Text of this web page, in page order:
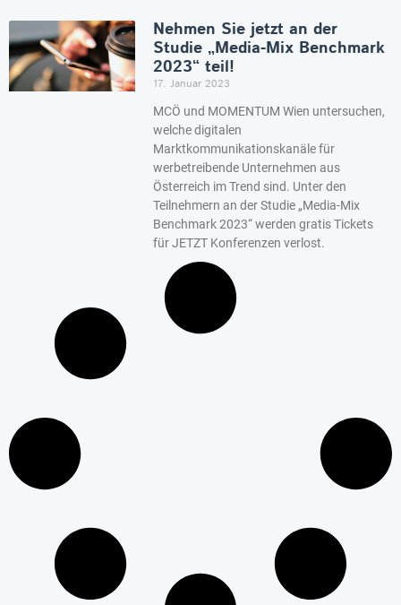
Nehmen Sie jetzt an der
Studie „Media-Mix Benchmark
2023“ teil!
17. Januar 2023
MCÖ und MOMENTUM Wien untersuchen,
welche digitalen
Marktkommunikationskanäle für
werbetreibende Unternehmen aus
Österreich im Trend sind. Unter den
Teilnehmern an der Studie „Media-Mix
Benchmark 2023“ werden gratis Tickets
für JETZT Konferenzen verlost.